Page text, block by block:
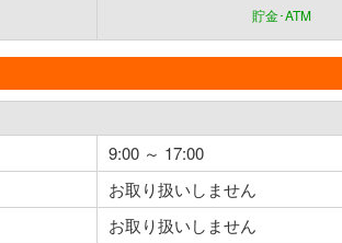
貯金･ATM
9:00 ～ 17:00
お取り扱いしません
お取り扱いしません